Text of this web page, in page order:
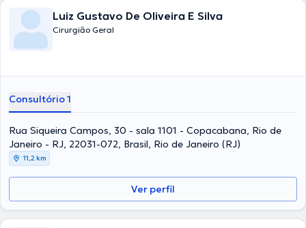
Luiz Gustavo De Oliveira E Silva
Cirurgião Geral
Consultório 1
Rua Siqueira Campos, 30 - sala 1101 - Copacabana, Rio de
Janeiro - RJ, 22031-072, Brasil, Rio de Janeiro (RJ)
11,2 km
Ver perfil